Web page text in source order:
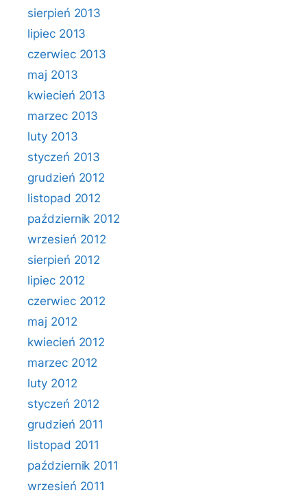
sierpień 2013
lipiec 2013
czerwiec 2013
maj 2013
kwiecień 2013
marzec 2013
luty 2013
styczeń 2013
grudzień 2012
listopad 2012
październik 2012
wrzesień 2012
sierpień 2012
lipiec 2012
czerwiec 2012
maj 2012
kwiecień 2012
marzec 2012
luty 2012
styczeń 2012
grudzień 2011
listopad 2011
październik 2011
wrzesień 2011